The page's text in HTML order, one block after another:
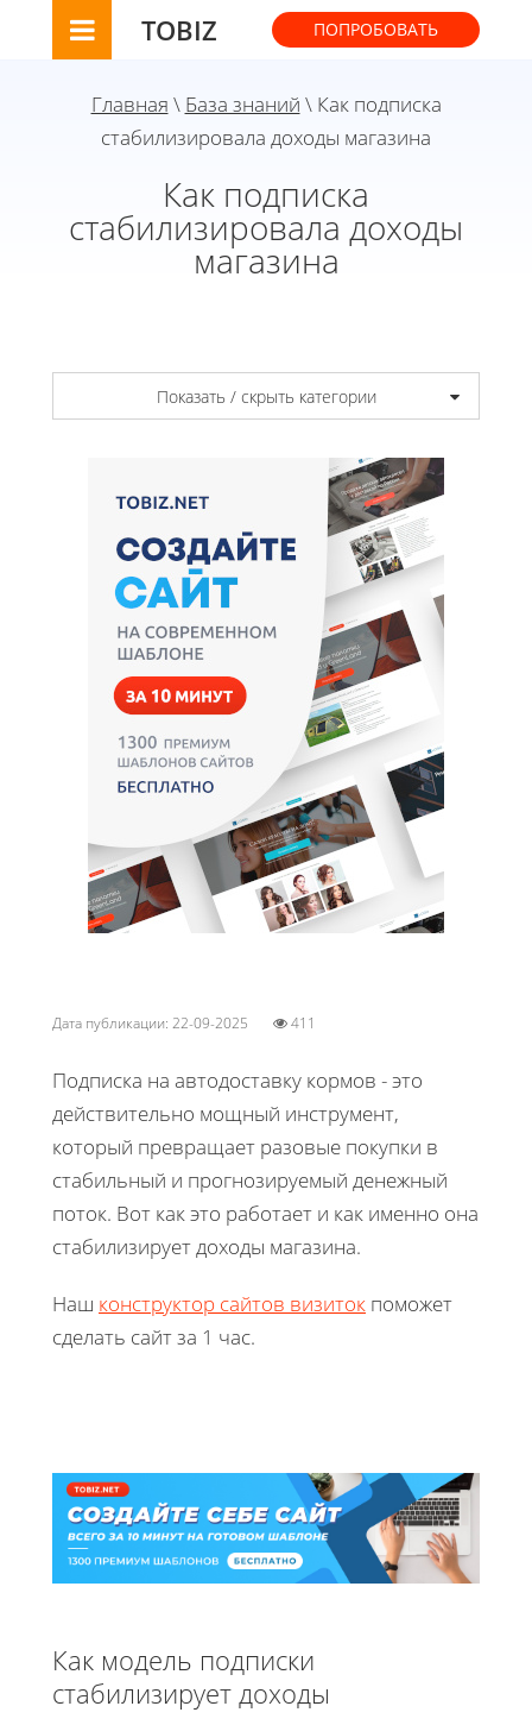
TOBIZ ПОПРОБОВАТЬ
Главная \ База знаний \ Как подписка
стабилизировала доходы магазина
Как подписка
стабилизировала доходы
магазина
Показать / скрыть категории
Дата публикации: 22-09-2025 411
Подписка на автодоставку кормов - это
действительно мощный инструмент,
который превращает разовые покупки в
стабильный и прогнозируемый денежный
поток. Вот как это работает и как именно она
стабилизирует доходы магазина.
Наш конструктор сайтов визиток поможет
сделать сайт за 1 час.
Как модель подписки
стабилизирует доходы